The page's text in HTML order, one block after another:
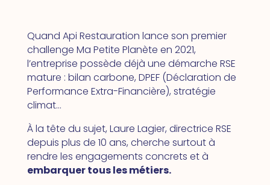
Quand Api Restauration lance son premier
challenge Ma Petite Planète en 2021,
l’entreprise possède déjà une démarche RSE
mature : bilan carbone, DPEF (Déclaration de
Performance Extra-Financière), stratégie
climat…
À la tête du sujet, Laure Lagier, directrice RSE
depuis plus de 10 ans, cherche surtout à
rendre les engagements concrets et à
embarquer tous les métiers.